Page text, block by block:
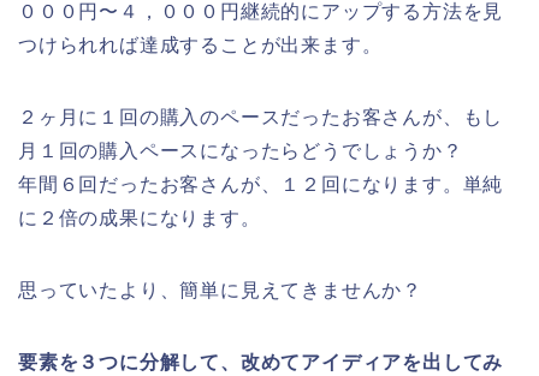
０００円〜４，０００円継続的にアップする方法を見
つけられれば達成することが出来ます。
２ヶ月に１回の購入のペースだったお客さんが、もし
月１回の購入ペースになったらどうでしょうか？
年間６回だったお客さんが、１２回になります。単純
に２倍の成果になります。
思っていたより、簡単に見えてきませんか？
要素を３つに分解して、改めてアイディアを出してみ